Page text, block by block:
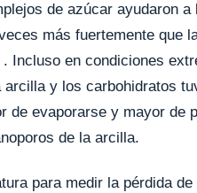
de azúcar ayudaron a
más fuertemente que
Incluso en condiciones
y los carbohidratos
de evaporarse y mayor de
de la arcilla.
para medir la pérdida de